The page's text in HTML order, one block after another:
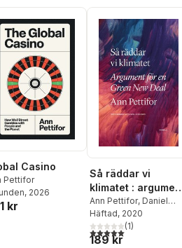
Casino
Pettifor
, 2026
kr
Så räddar vi
klimatet :
för en Green New
Deal
Ann Pettifor, Daniel
Suhonen
Häftad, 2020
5,0utav 5 stjärnor.
(1)
189 kr